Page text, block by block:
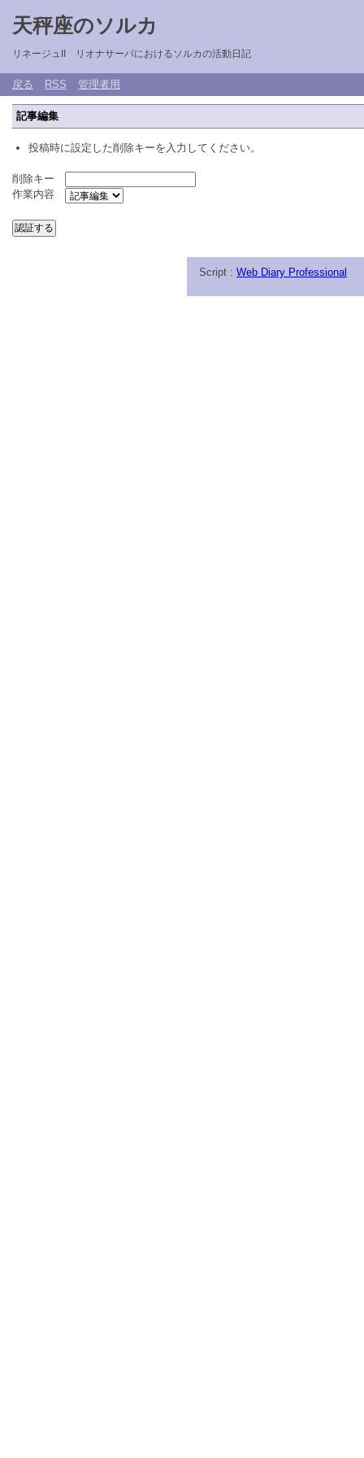
天秤座のソルカ
リネージュII リオナサーバにおけるソルカの活動日記
戻る RSS 管理者用
記事編集
投稿時に設定した削除キーを入力してください。
削除キー
作業内容
Script : Web Diary Professional